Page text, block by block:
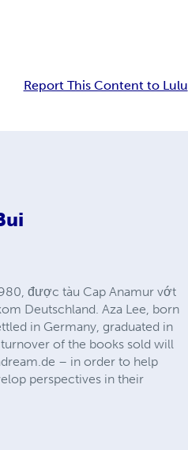
Report This Content to Lulu
được tàu Cap Anamur vớt
Deutschland. Aza Lee, born
in Germany, graduated in
of the books sold will
– in order to help
perspectives in their